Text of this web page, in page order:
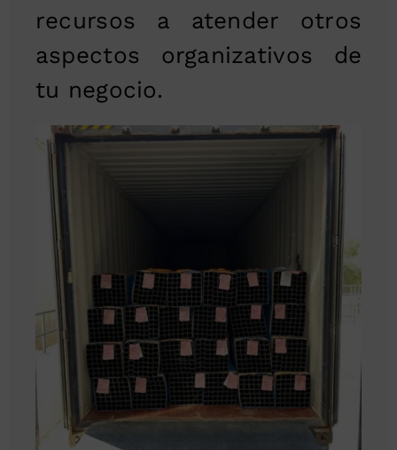
recursos a atender otros
aspectos organizativos de
tu negocio.